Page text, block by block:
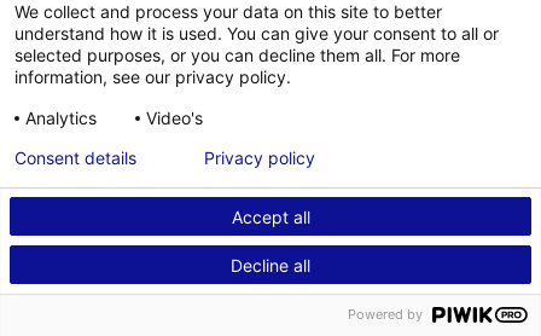
Volg ons
Powered by
Copyright Cookies
We collect and process your data on this site to better
understand how it is used. You can give your consent to all or
selected purposes, or you can decline them all. For more
information, see our privacy policy.
Analytics
Video's
Accept all
Decline all
Consent details Privacy policy
Powered by